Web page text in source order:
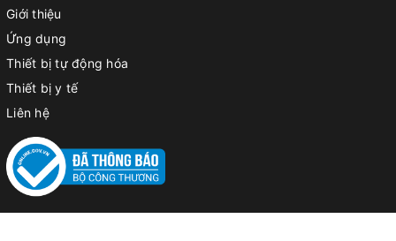
Giới thiệu
Ứng dụng
Thiết bị tự động hóa
Thiết bị y tế
Liên hệ